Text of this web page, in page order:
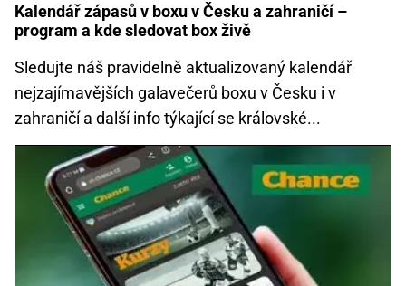
Kalendář zápasů v boxu v Česku a zahraničí –
program a kde sledovat box živě
Sledujte náš pravidelně aktualizovaný kalendář
nejzajímavějších galavečerů boxu v Česku i v
zahraničí a další info týkající se královské...